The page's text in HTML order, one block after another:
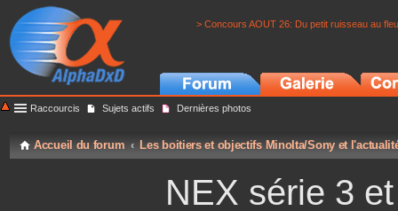
> Concours AOUT 26: Du petit ruisseau au
Raccourcis Sujets actifs Dernières photos
Accueil du forum Les boitiers et objectifs Minolta/Sony et
NEX série 3